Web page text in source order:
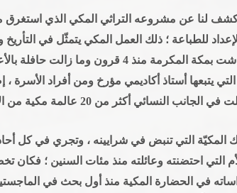
للطباعة ؛ ذلك العمل المكي يتمثّل في التأريخ
أسرته المكية "آل عجيمي" والتي عاشت بمكة المكرمة منذ 4 قرون
يتبعها أستاذ أكاديمي مؤرخ ومن أفراد الأسرة ،
أكثر من 20 عالمة مكية من الأسرة .
التي تنبض في شرايينه ، وتجري في كل
التي احتضنته وعائلته منذ مئات السنين ؛ فكان
في الحضارة المكية منذ أول بحث في